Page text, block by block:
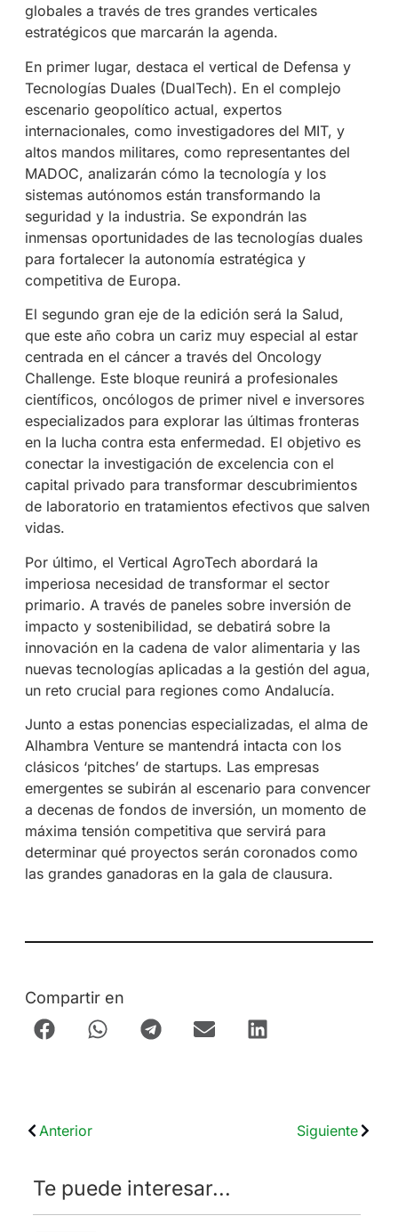
globales a través de tres grandes verticales
estratégicos que marcarán la agenda.
En primer lugar, destaca el vertical de Defensa y
Tecnologías Duales (DualTech). En el complejo
escenario geopolítico actual, expertos
internacionales, como investigadores del MIT, y
altos mandos militares, como representantes del
MADOC, analizarán cómo la tecnología y los
sistemas autónomos están transformando la
seguridad y la industria. Se expondrán las
inmensas oportunidades de las tecnologías duales
para fortalecer la autonomía estratégica y
competitiva de Europa.
El segundo gran eje de la edición será la Salud,
que este año cobra un cariz muy especial al estar
centrada en el cáncer a través del Oncology
Challenge. Este bloque reunirá a profesionales
científicos, oncólogos de primer nivel e inversores
especializados para explorar las últimas fronteras
en la lucha contra esta enfermedad. El objetivo es
conectar la investigación de excelencia con el
capital privado para transformar descubrimientos
de laboratorio en tratamientos efectivos que salven
vidas.
Por último, el Vertical AgroTech abordará la
imperiosa necesidad de transformar el sector
primario. A través de paneles sobre inversión de
impacto y sostenibilidad, se debatirá sobre la
innovación en la cadena de valor alimentaria y las
nuevas tecnologías aplicadas a la gestión del agua,
un reto crucial para regiones como Andalucía.
Junto a estas ponencias especializadas, el alma de
Alhambra Venture se mantendrá intacta con los
clásicos ‘pitches’ de startups. Las empresas
emergentes se subirán al escenario para convencer
a decenas de fondos de inversión, un momento de
máxima tensión competitiva que servirá para
determinar qué proyectos serán coronados como
las grandes ganadoras en la gala de clausura.
Compartir en
Anterior Siguiente
Te puede interesar...